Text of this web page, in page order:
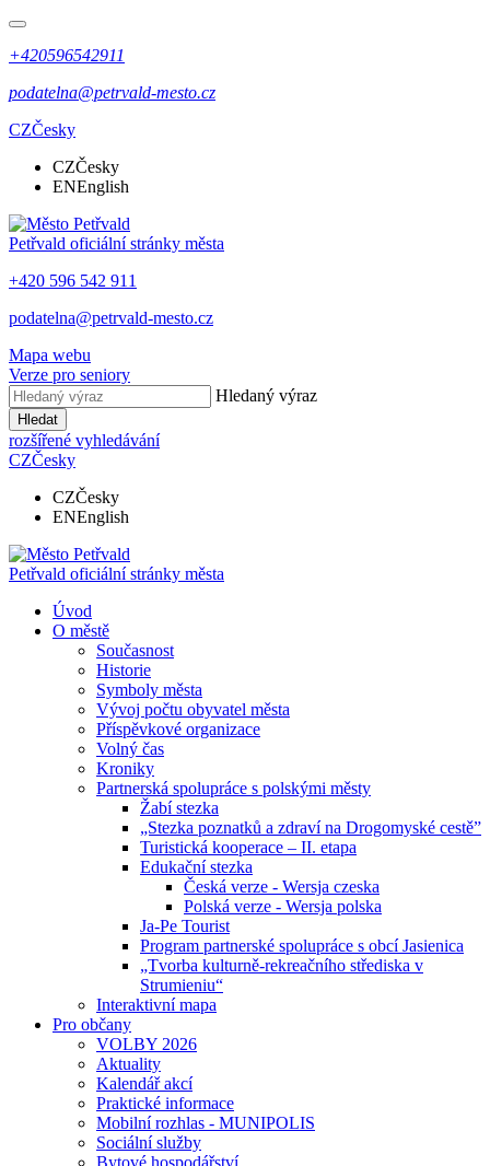
+420596542911
podatelna@petrvald-mesto.cz
CZČesky
CZČesky
ENEnglish
Petřvald oficiální stránky města
+420 596 542 911
podatelna@petrvald-mesto.cz
Mapa webu
Verze pro seniory
Hledaný výraz
Hledat
rozšířené vyhledávání
CZČesky
CZČesky
ENEnglish
Petřvald oficiální stránky města
Úvod
O městě
Současnost
Historie
Symboly města
Vývoj počtu obyvatel města
Příspěvkové organizace
Volný čas
Kroniky
Partnerská spolupráce s polskými městy
Žabí stezka
„Stezka poznatků a zdraví na Drogomyské cestě”
Turistická kooperace – II. etapa
Edukační stezka
Česká verze - Wersja czeska
Polská verze - Wersja polska
Ja-Pe Tourist
Program partnerské spolupráce s obcí Jasienica
„Tvorba kulturně-rekreačního střediska v
Strumieniu“
Interaktivní mapa
Pro občany
VOLBY 2026
Aktuality
Kalendář akcí
Praktické informace
Mobilní rozhlas - MUNIPOLIS
Sociální služby
Bytové hospodářství